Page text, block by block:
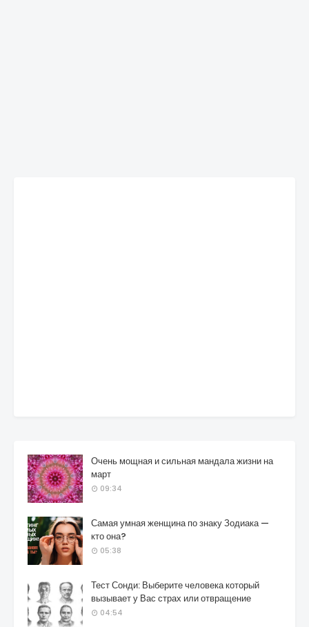
Очень мощная и сильная мандала жизни на
март
09:34
Самая умная женщина по знаку Зодиака —
кто она?
05:38
Тест Сонди: Выберите человека который
вызывает у Вас страх или отвращение
04:54